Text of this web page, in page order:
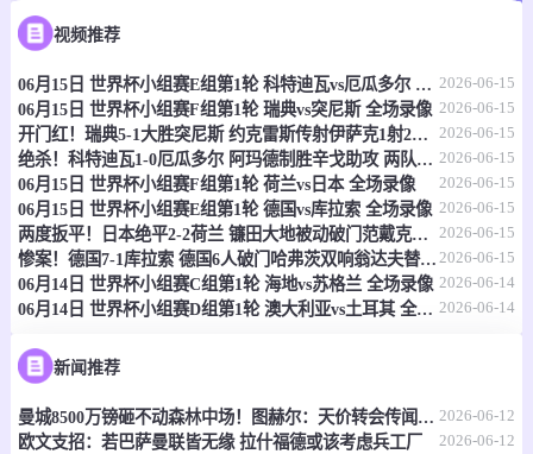
塔什干火车头女足
情报
乌兹职联 06-15 20:30 直播中
费尔干纳FA 0 - 0 哈沃尔罕
情报
坦桑超 06-15 21:00 即将开始
福斯特FC
情报
视频推荐
06月15日 世界杯小组赛E组第1轮 科特迪瓦vs厄瓜多尔 全场录像 2026-06-15
06月15日 世界杯小组赛F组第1轮 瑞典vs突尼斯 全场录像 2026-06-15
开门红！瑞典5-1大胜突尼斯 约克雷斯传射伊萨克1射2传阿亚里双响 2026-06-15
绝杀！科特迪瓦1-0厄瓜多尔 阿玛德制胜辛戈助攻 两队4中门框 2026-06-15
06月15日 世界杯小组赛F组第1轮 荷兰vs日本 全场录像 2026-06-15
06月15日 世界杯小组赛E组第1轮 德国vs库拉索 全场录像 2026-06-15
两度扳平！日本绝平2-2荷兰 镰田大地被动破门范戴克世界杯首球 2026-06-15
惨案！德国7-1库拉索 德国6人破门哈弗茨双响翁达夫替补1射2传 2026-06-15
06月14日 世界杯小组赛C组第1轮 海地vs苏格兰 全场录像 2026-06-14
06月14日 世界杯小组赛D组第1轮 澳大利亚vs土耳其 全场录像 2026-06-14
新闻推荐
曼城8500万镑砸不动森林中场！图赫尔：天价转会传闻反倒成了安德森的兴奋剂 2026-06-12
欧文支招：若巴萨曼联皆无缘 拉什福德或该考虑兵工厂 2026-06-12